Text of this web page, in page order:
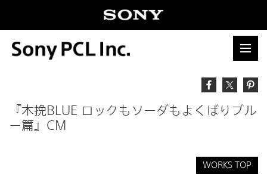
『木挽BLUE ロックもソーダもよくばりブル
ー篇』CM
WORKS TOP